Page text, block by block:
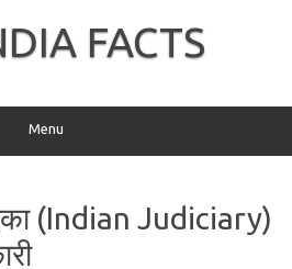
FACTS
Menu
(Indian Judiciary)